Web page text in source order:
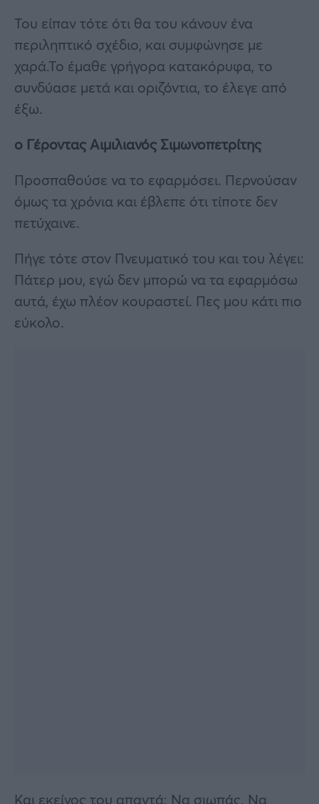
Του είπαν τότε ότι θα του κάνουν ένα
περιληπτικό σχέδιο, και συμφώνησε με
χαρά.Το έμαθε γρήγορα κατακόρυφα, το
συνδύασε μετά και οριζόντια, το έλεγε από
έξω.
ο Γέροντας Αιμιλιανός Σιμωνοπετρίτης
Προσπαθούσε να το εφαρμόσει. Περνούσαν
όμως τα χρόνια και έβλεπε ότι τίποτε δεν
πετύχαινε.
Πήγε τότε στον Πνευματικό του και του λέγει:
Πάτερ μου, εγώ δεν μπορώ να τα εφαρμόσω
αυτά, έχω πλέον κουραστεί. Πες μου κάτι πιο
εύκολο.
Και εκείνος του απαντά: Να σιωπάς. Να